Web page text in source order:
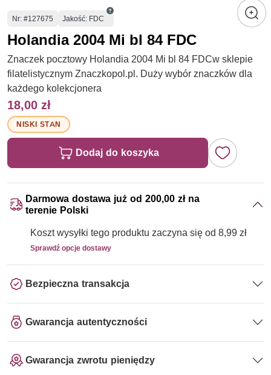
Numer
Nr: #127675 Jakość: FDC
Holandia 2004 Mi bl 84 FDC
Znaczek pocztowy Holandia 2004 Mi bl 84 FDCw sklepie
filatelistycznym Znaczkopol.pl. Duży wybór znaczków dla
każdego kolekcjonera
18,00 zł
NISKI STAN
Dodaj do koszyka
Darmowa dostawa już od 200,00 zł na
terenie Polski
Koszt wysyłki tego produktu zaczyna się od 8,99 zł
Sprawdź opcje dostawy
Bezpieczna transakcja
Gwarancja autentyczności
Gwarancja zwrotu pieniędzy